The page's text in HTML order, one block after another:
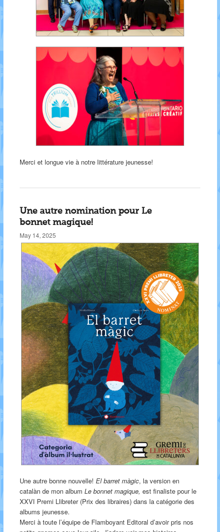
Merci et longue vie à notre littérature jeunesse!
Une autre nomination pour Le
bonnet magique!
May 14, 2025
Une autre bonne nouvelle! El barret màgic, la version en
catalàn de mon album Le bonnet magique, est finaliste pour le
XXVI Premi Llibreter (Prix des libraires) dans la catégorie des
albums jeunesse.
Merci à toute l’équipe de Flamboyant Editoral d’avoir pris nos